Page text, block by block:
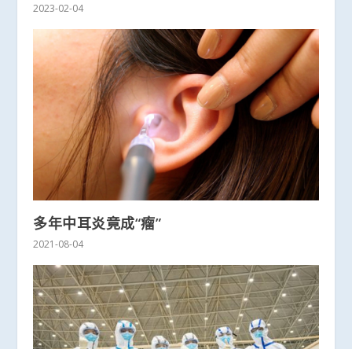
2023-02-04
多年中耳炎竟成“瘤”
2021-08-04